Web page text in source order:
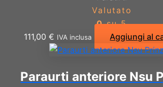
Valutato
0su 5
111,00€ IVA inclusa Aggiungi al
Paraurti anteriore Nsu